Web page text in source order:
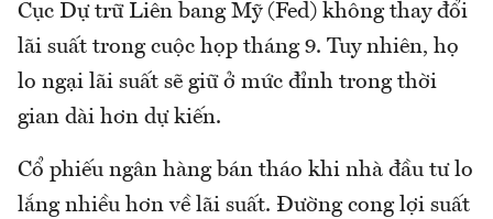
Cục Dự trữ Liên bang Mỹ (Fed) không thay đổi
lãi suất trong cuộc họp tháng 9. Tuy nhiên, họ
lo ngại lãi suất sẽ giữ ở mức đỉnh trong thời
gian dài hơn dự kiến.
Cổ phiếu ngân hàng bán tháo khi nhà đầu tư lo
lắng nhiều hơn về lãi suất. Đường cong lợi suất